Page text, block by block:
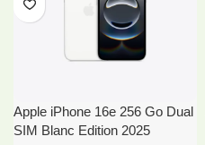
Apple iPhone 16e 256 Go Dual
SIM Blanc Edition 2025